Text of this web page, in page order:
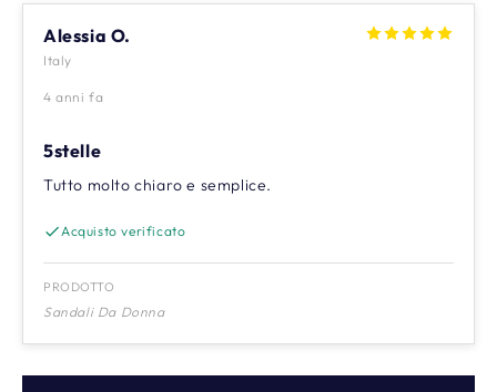
Alessia O.
Italy
4 anni fa
5stelle
Tutto molto chiaro e semplice.
Acquisto verificato
PRODOTTO
Sandali Da Donna